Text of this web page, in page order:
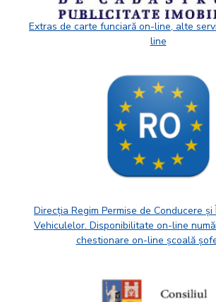
Extras de carte funciară on-line, alte
line
Direcția Regim Permise de Conducere
Vehiculelor. Disponibilitate on-line
chestionare on-line școală